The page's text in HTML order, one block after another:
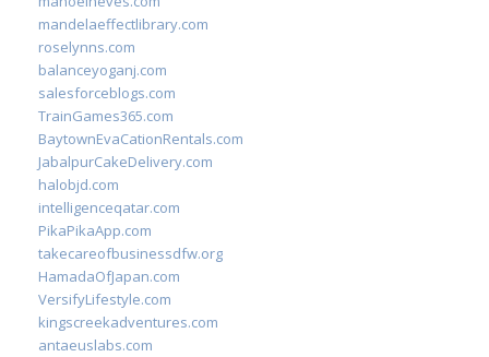
mandelaeffectlibrary.com
roselynns.com
balanceyoganj.com
salesforceblogs.com
TrainGames365.com
BaytownEvaCationRentals.com
JabalpurCakeDelivery.com
halobjd.com
intelligenceqatar.com
PikaPikaApp.com
takecareofbusinessdfw.org
HamadaOfJapan.com
VersifyLifestyle.com
kingscreekadventures.com
antaeuslabs.com